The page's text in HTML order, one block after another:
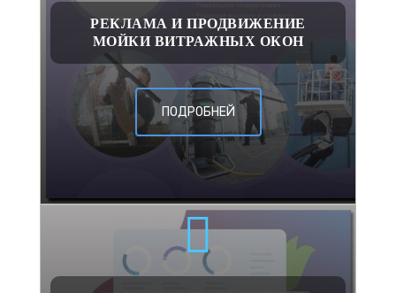
РЕКЛАМА И ПРОДВИЖЕНИЕ
МОЙКИ ВИТРАЖНЫХ ОКОН
ПОДРОБНЕЙ